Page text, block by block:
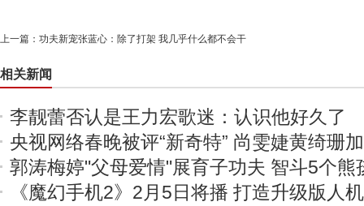
上一篇： 功夫新宠张蓝心：除了打架 我几乎什么都不会干
相关新闻
李靓蕾否认是王力宏歌迷：认识他好久了
央视网络春晚被评“新奇特” 尚雯婕黄绮珊
郭涛梅婷"父母爱情"展育子功夫 智斗5个熊
《魔幻手机2》2月5日将播 打造升级版人